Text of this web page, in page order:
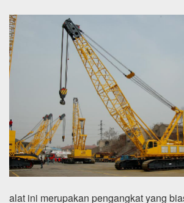
alat ini merupakan pengangkat yang